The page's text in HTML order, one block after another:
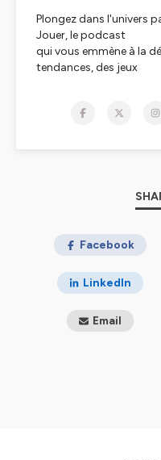
Plongez dans l'univers
Jouer, le podcast
qui vous emmène à la
tendances, des jeux
soyez un joueur
découverte et de
avec notre équipe de
confidentialite
pour
Facebook
LinkedIn
Email